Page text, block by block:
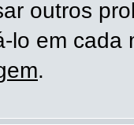
outros
lo em
.